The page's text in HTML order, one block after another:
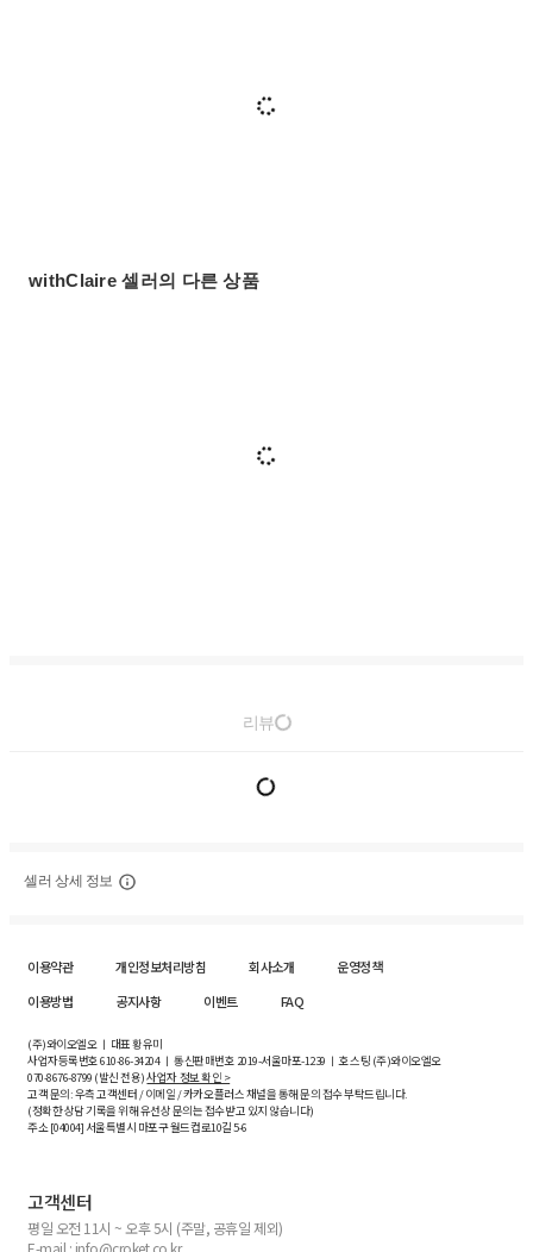
withClaire 셀러의 다른 상품
리뷰
셀러 상세 정보
이용약관 개인정보처리방침 회사소개
운영정책
이용방법
공지사항 이벤트 FAQ
(주)와이오엘오 ㅣ 대표 황유미
사업자등록번호610-86-34204ㅣ 통신판매번호 2019-서울마포-1239 ㅣ 호스팅 (주)와이오엘오
070-8676-8799 (발신 전용)사업자 정보 확인 >
고객 문의: 우측 고객센터 / 이메일 / 카카오플러스 채널을 통해 문의 접수 부탁드립니다.
(정확한 상담 기록을 위해 유선상 문의는 접수받고 있지 않습니다)
주소 [04004] 서울특별시 마포구 월드컵로10길5-6
고객센터
평일 오전 11시 ~ 오후 5시 (주말, 공휴일 제외)